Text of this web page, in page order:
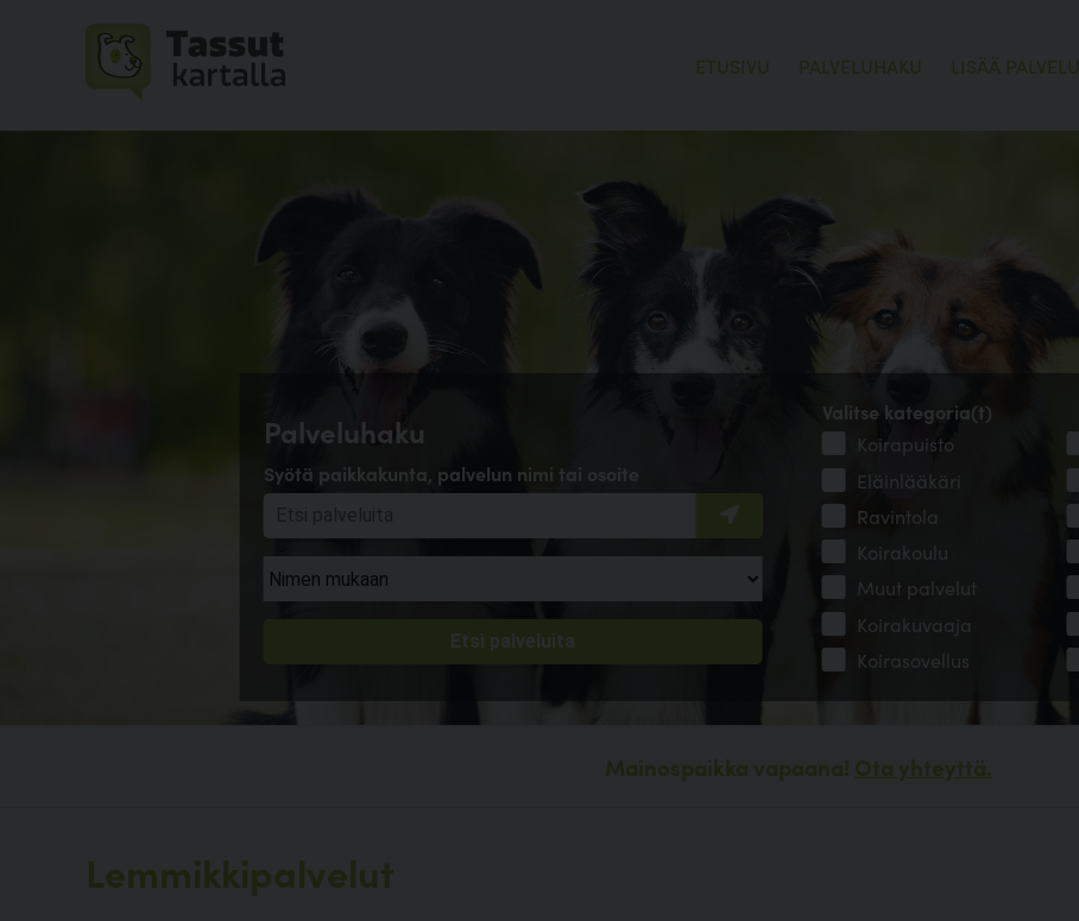
ETUSIVU PALVELUHAKU LISÄÄ PALVELU
Palveluhaku
Syötä paikkakunta, palvelun nimi tai osoite
Valitse kategoria(t)
Koirapuisto
Eläinlääkäri
Ravintola
Koirakoulu
Muut palvelut
Koirakuvaaja
Koirasovellus
Mainospaikka vapaana! Ota yhteyttä.
Lemmikkipalvelut